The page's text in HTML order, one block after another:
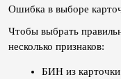
Ошибка в выборе
Чтобы выбрать
несколько признаков:
БИН из